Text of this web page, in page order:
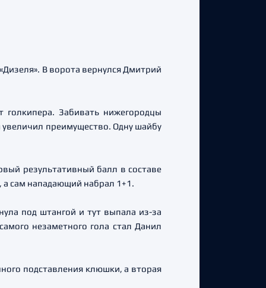
В ворота вернулся Дмитрий
Забивать нижегородцы
преимущество. Одну шайбу
результативный балл в составе
а сам нападающий набрал 1+1.
под штангой и тут выпала из-за
незаметного гола стал Данил
подставления клюшки, а вторая